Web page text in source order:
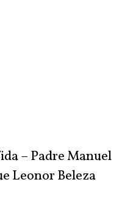
– Padre Manuel
Leonor Beleza